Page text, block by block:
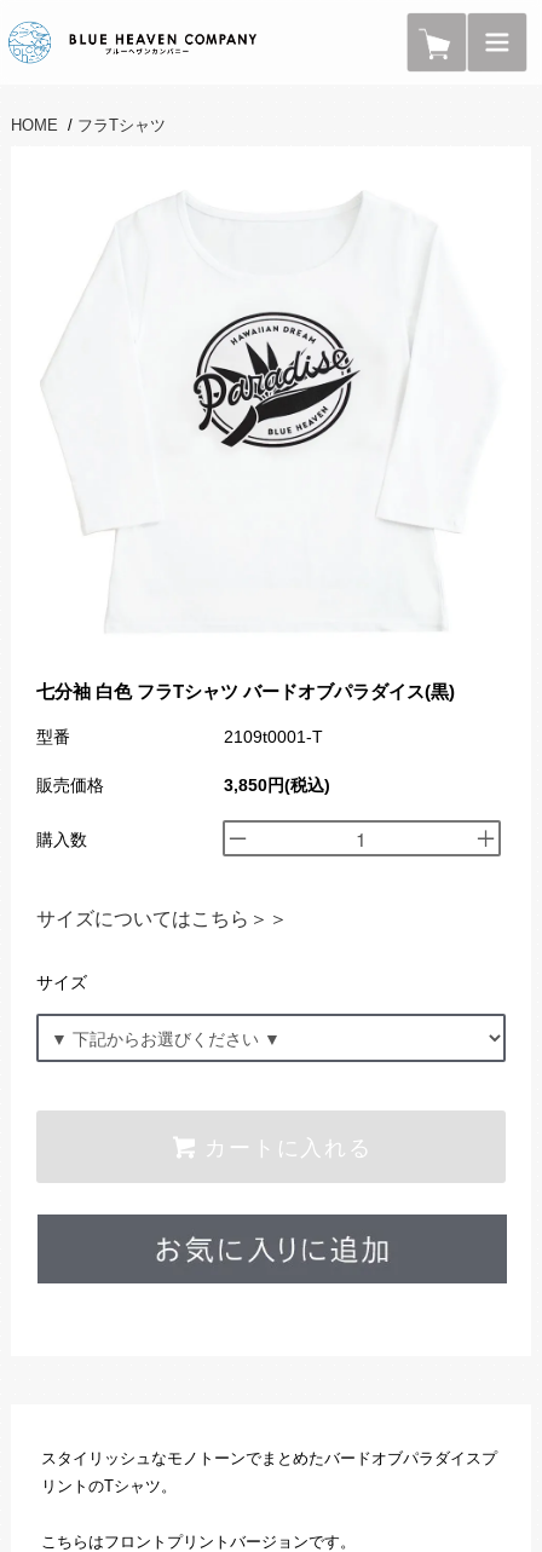
HOME / フラTシャツ
七分袖 白色 フラTシャツ バードオブパラダイス(黒)
型番 2109t0001-T
販売価格 3,850円(税込)
購入数
サイズについてはこちら＞＞
サイズ
カートに入れる
スタイリッシュなモノトーンでまとめたバードオブパラダイスプ
リントのTシャツ。
こちらはフロントプリントバージョンです。